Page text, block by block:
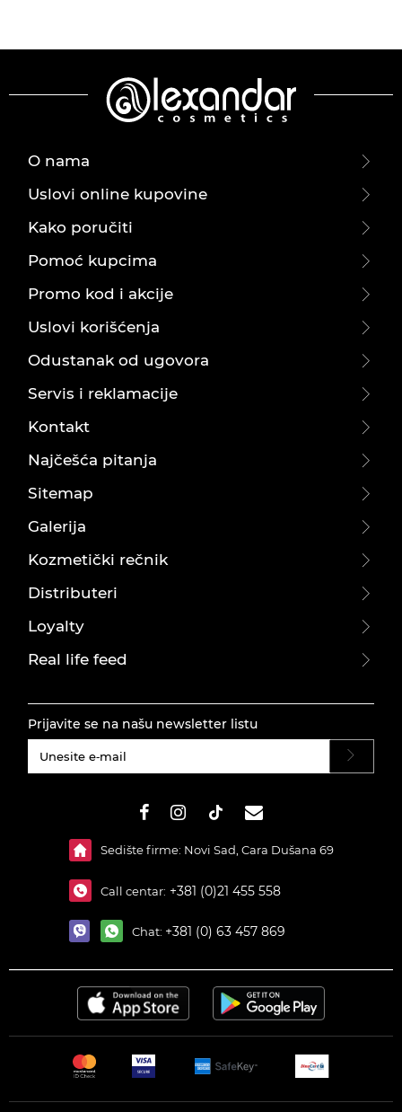
O nama
Uslovi online kupovine
Kako poručiti
Pomoć kupcima
Promo kod i akcije
Uslovi korišćenja
Odustanak od ugovora
Servis i reklamacije
Kontakt
Najčešća pitanja
Sitemap
Galerija
Kozmetički rečnik
Distributeri
Loyalty
Real life feed
Prijavite se na našu newsletter listu
Sedište firme: Novi Sad, Cara Dušana 69
Call centar: +381 (0)21 455 558
Chat: +381 (0) 63 457 869